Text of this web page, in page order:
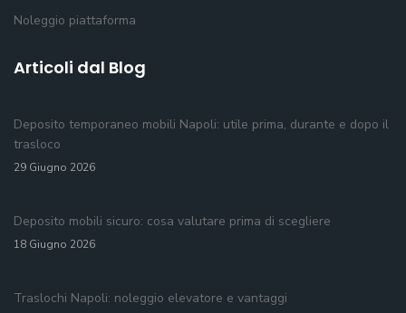
Noleggio piattaforma
Articoli dal Blog
Deposito temporaneo mobili Napoli: utile prima, durante e dopo il
trasloco
29 Giugno 2026
Deposito mobili sicuro: cosa valutare prima di scegliere
18 Giugno 2026
Traslochi Napoli: noleggio elevatore e vantaggi